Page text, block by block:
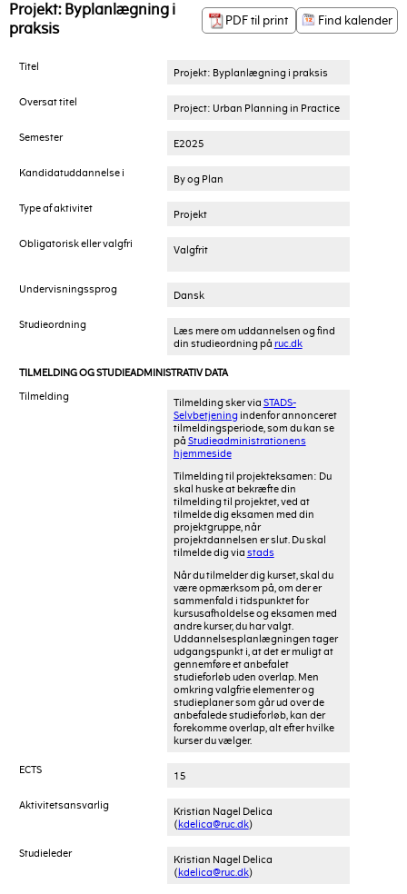
PDF til print Find kalender
Projekt: Byplanlægning i
praksis
Titel Projekt: Byplanlægning i praksis
Oversat titel Project: Urban Planning in Practice
Semester E2025
Kandidatuddannelse i By og Plan
Type af aktivitet Projekt
Obligatorisk eller valgfri Valgfrit
Undervisningssprog Dansk
Studieordning
Læs mere om uddannelsen og find
din studieordning på ruc.dk
TILMELDING OG STUDIEADMINISTRATIV DATA
Tilmelding
Tilmelding sker via STADS-
Selvbetjeningindenfor annonceret
tilmeldingsperiode, som du kan se
på Studieadministrationens
hjemmeside
Tilmelding til projekteksamen: Du
skal huske at bekræfte din
tilmelding til projektet, ved at
tilmelde dig eksamen med din
projektgruppe, når
projektdannelsen er slut. Du skal
tilmelde dig via stads
Når du tilmelder dig kurset, skal du
være opmærksom på, om der er
sammenfald i tidspunktet for
kursusafholdelse og eksamen med
andre kurser, du har valgt.
Uddannelsesplanlægningen tager
udgangspunkt i, at det er muligt at
gennemføre et anbefalet
studieforløb uden overlap. Men
omkring valgfrie elementer og
studieplaner som går ud over de
anbefalede studieforløb, kan der
forekomme overlap, alt efter hvilke
kurser du vælger.
ECTS 15
Aktivitetsansvarlig
Kristian Nagel Delica
(kdelica@ruc.dk)
Studieleder
Kristian Nagel Delica
(kdelica@ruc.dk)